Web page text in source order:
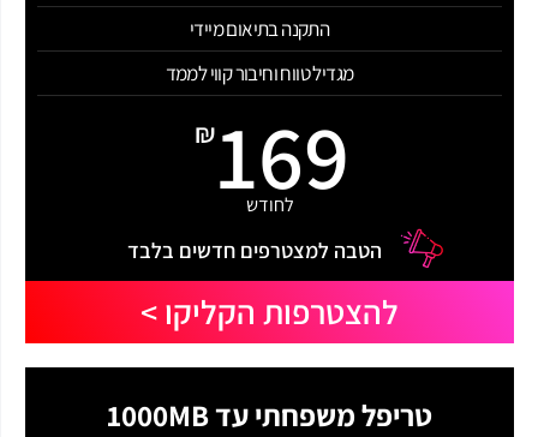
התקנה בתיאום מיידי
מגדיל טווח וחיבור קווי לממד
₪ 169
לחודש
הטבה למצטרפים חדשים בלבד
להצטרפות הקליקו >
טריפל משפחתי עד 1000MB